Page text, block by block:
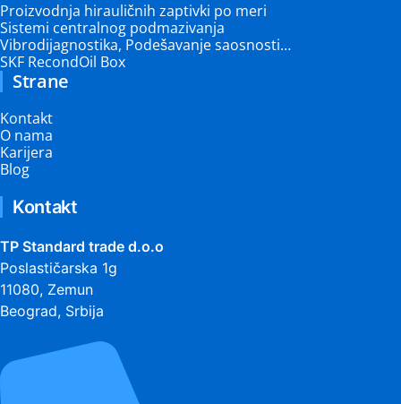
Proizvodnja hirauličnih zaptivki po meri
Sistemi centralnog podmazivanja
Vibrodijagnostika, Podešavanje saosnosti…
SKF RecondOil Box
Strane
Kontakt
O nama
Karijera
Blog
Kontakt
TP Standard trade d.o.o
Poslastičarska 1g
11080, Zemun
Beograd, Srbija